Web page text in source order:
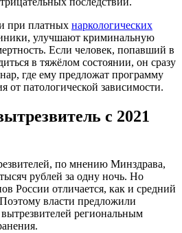
при платных наркологических
улучшают криминальную
Если человек, попавший в
в тяжёлом состоянии, он сразу
где ему предложат программу
от патологической зависимости.
с 2021
по мнению Минздрава,
рублей за одну ночь. Но
России отличается, как и средний
власти предложили
региональным